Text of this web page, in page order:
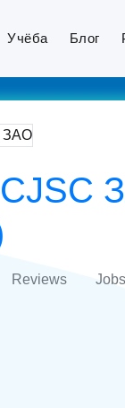
Учёба Блог
Reviews Jobs